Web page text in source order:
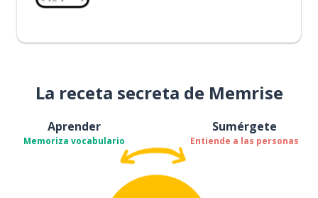
La receta secreta de Memrise
Aprender
Memoriza vocabulario
Sumérgete
Entiende a las personas